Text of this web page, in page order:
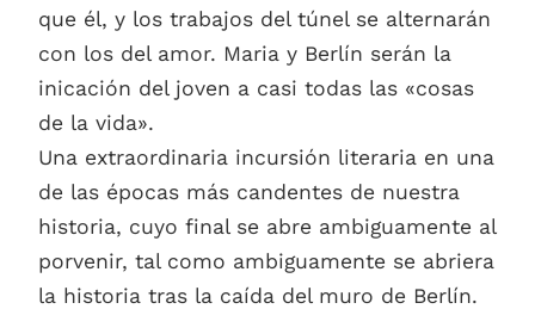
que él, y los trabajos del túnel se alternarán
con los del amor. Maria y Berlín serán la
inicación del joven a casi todas las «cosas
de la vida».
Una extraordinaria incursión literaria en una
de las épocas más candentes de nuestra
historia, cuyo final se abre ambiguamente al
porvenir, tal como ambiguamente se abriera
la historia tras la caída del muro de Berlín.